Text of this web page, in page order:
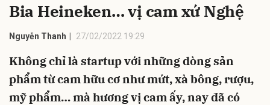
Bia Heineken… vị cam xứ Nghệ
Nguyễn Thanh 27/02/2022 19:29
Không chỉ là startup với những dòng sản
phẩm từ cam hữu cơ như mứt, xà bông, rượu,
mỹ phẩm… mà hương vị cam ấy, nay đã có
Hủy Gửi